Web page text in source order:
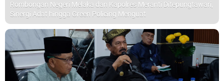
Rombongan Negeri Melaka dan Kapolres Meranti Ditepungtawari,
Sinergi Adat hingga Green Policing Menguat